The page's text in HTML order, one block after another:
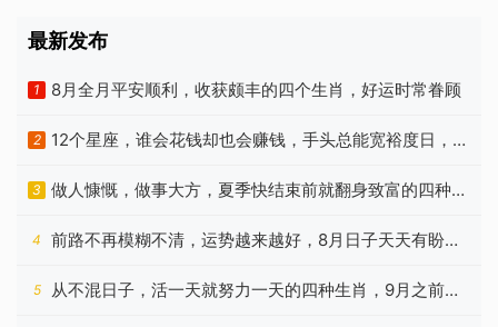
最新发布
1 8月全月平安顺利，收获颇丰的四个生肖，好运时常眷顾
2
12个星座，谁会花钱却也会赚钱，手头总能宽裕度日，没
啥烦恼
3
做人慷慨，做事大方，夏季快结束前就翻身致富的四种生
肖
4
前路不再模糊不清，运势越来越好，8月日子天天有盼头
的生肖
5
从不混日子，活一天就努力一天的四种生肖，9月之前苦